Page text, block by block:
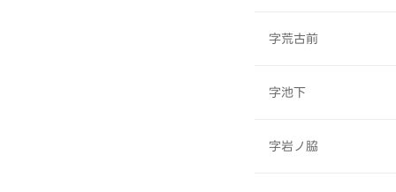
字荒古前
字池下
字岩ノ脇